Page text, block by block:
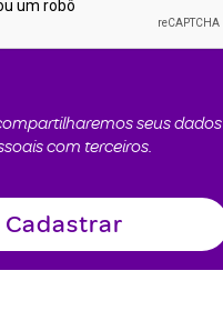
seus dados
com terceiros.